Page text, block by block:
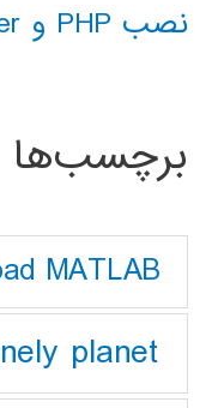
نصب PHP و composer در ویندوز 10
برچسب‌ها
MATLAB
planet